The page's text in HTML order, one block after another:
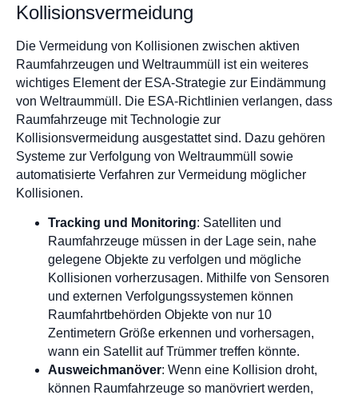
Kollisionsvermeidung
Die Vermeidung von Kollisionen zwischen aktiven
Raumfahrzeugen und Weltraummüll ist ein weiteres
wichtiges Element der ESA-Strategie zur Eindämmung
von Weltraummüll. Die ESA-Richtlinien verlangen, dass
Raumfahrzeuge mit Technologie zur
Kollisionsvermeidung ausgestattet sind. Dazu gehören
Systeme zur Verfolgung von Weltraummüll sowie
automatisierte Verfahren zur Vermeidung möglicher
Kollisionen.
Tracking und Monitoring: Satelliten und
Raumfahrzeuge müssen in der Lage sein, nahe
gelegene Objekte zu verfolgen und mögliche
Kollisionen vorherzusagen. Mithilfe von Sensoren
und externen Verfolgungssystemen können
Raumfahrtbehörden Objekte von nur 10
Zentimetern Größe erkennen und vorhersagen,
wann ein Satellit auf Trümmer treffen könnte.
Ausweichmanöver: Wenn eine Kollision droht,
können Raumfahrzeuge so manövriert werden,